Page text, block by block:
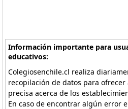
Información importante para
educativos:
Colegiosenchile.cl realiza
recopilación de datos para
precisa acerca de los
En caso de encontrar algún error